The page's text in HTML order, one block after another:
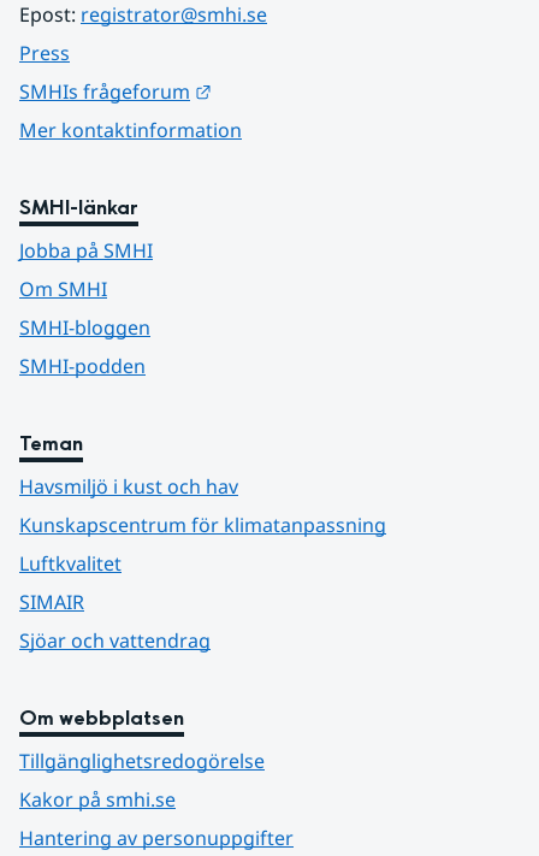
Epost: registrator@smhi.se
Press
SMHIs frågeforum
Mer kontaktinformation
SMHI-länkar
Jobba på SMHI
Om SMHI
SMHI-bloggen
SMHI-podden
Teman
Havsmiljö i kust och hav
Kunskapscentrum för klimatanpassning
Luftkvalitet
SIMAIR
Sjöar och vattendrag
Om webbplatsen
Tillgänglighetsredogörelse
Kakor på smhi.se
Hantering av personuppgifter